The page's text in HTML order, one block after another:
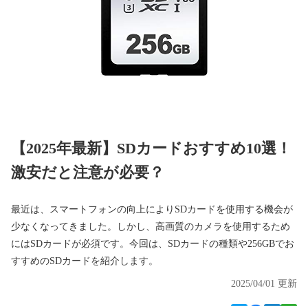
【2025年最新】SDカードおすすめ10選！
激安だと注意が必要？
最近は、スマートフォンの向上によりSDカードを使用する機会が
少なくなってきました。しかし、高画質のカメラを使用するため
にはSDカードが必須です。今回は、SDカードの種類や256GBでお
すすめのSDカードを紹介します。
2025/04/01 更新